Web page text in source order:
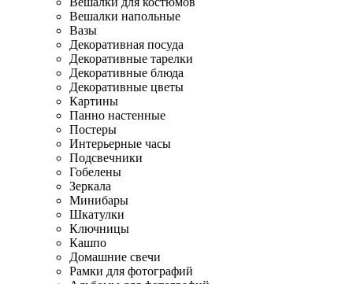
Вешалки напольные
Вазы
Декоративная посуда
Декоративные тарелки
Декоративные блюда
Декоративные цветы
Картины
Панно настенные
Постеры
Интерьерные часы
Подсвечники
Гобелены
Зеркала
Минибары
Шкатулки
Ключницы
Кашпо
Домашние свечи
Рамки для фотографий